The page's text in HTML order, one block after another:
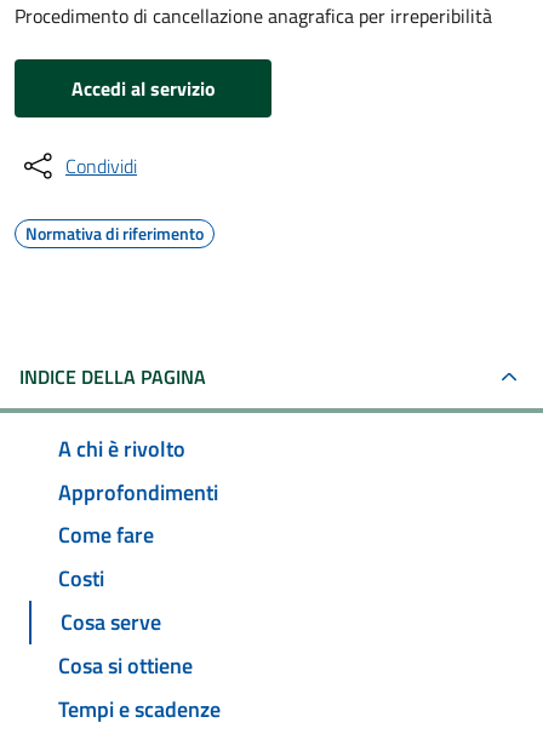
Procedimento di cancellazione anagrafica per irreperibilità
Accedi al servizio
Condividi
Normativa di riferimento
INDICE DELLA PAGINA
A chi è rivolto
Approfondimenti
Come fare
Costi
Cosa serve
Cosa si ottiene
Tempi e scadenze